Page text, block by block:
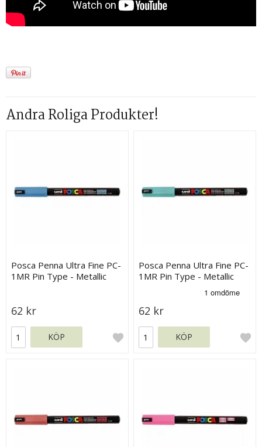
Andra Roliga Produkter!
Posca Penna Ultra Fine PC-
1MR Pin Type - Metallic
62 kr
KÖP
Posca Penna Ultra Fine PC-
1MR Pin Type - Metallic
62 kr
KÖP